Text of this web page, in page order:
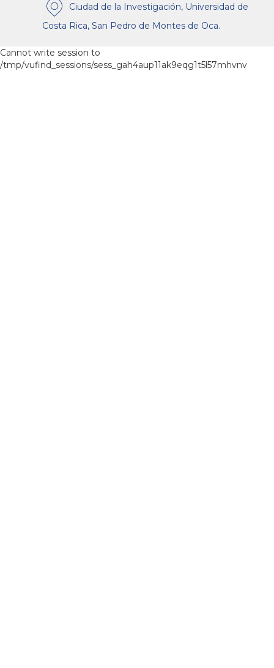
Ciudad de la Investigación, Universidad de
Costa Rica, San Pedro de Montes de Oca.
Cannot write session to
/tmp/vufind_sessions/sess_gah4aup11ak9eqg1t5l57mhvnv